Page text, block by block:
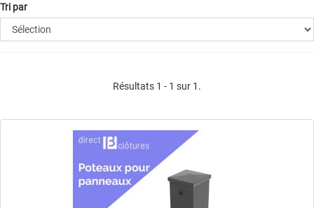
Tri par
Résultats 1 - 1 sur 1.